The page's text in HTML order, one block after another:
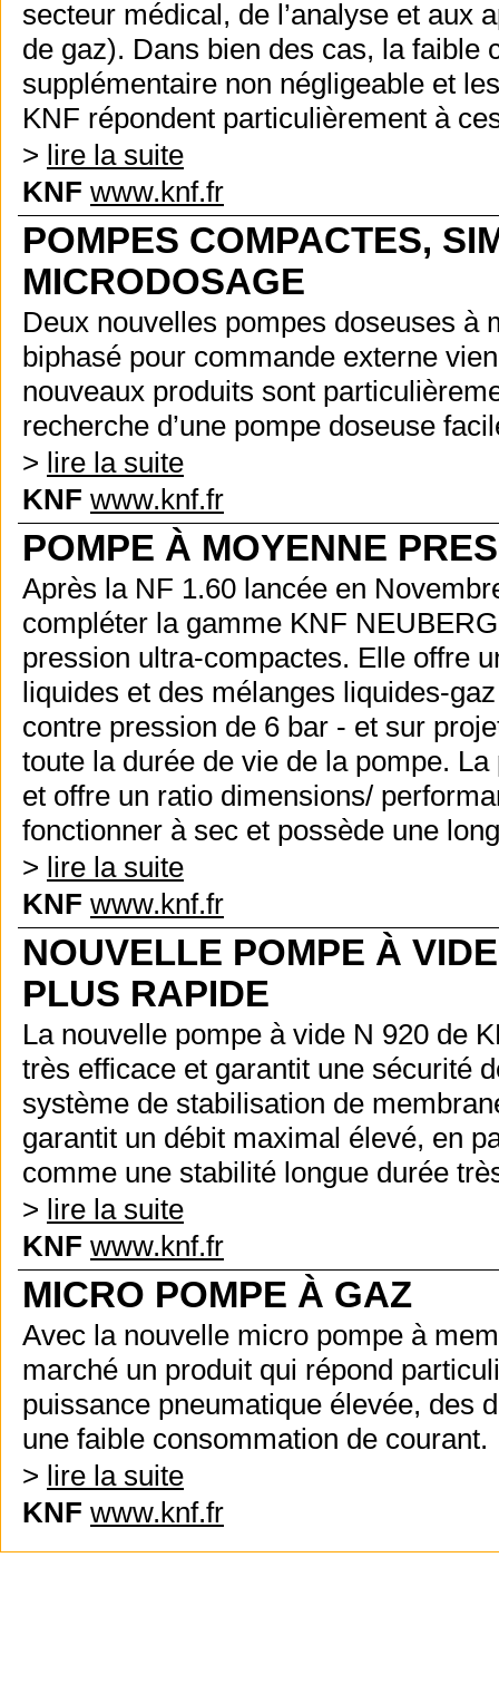
secteur médical, de l’analyse et aux
de gaz). Dans bien des cas, la faible
supplémentaire non négligeable et
KNF répondent particulièrement à
> lire la suite
KNF www.knf.fr
POMPES COMPACTES,
MICRODOSAGE
Deux nouvelles pompes doseuses à
biphasé pour commande externe
nouveaux produits sont
recherche d’une pompe doseuse
> lire la suite
KNF www.knf.fr
POMPE À MOYENNE
Après la NF 1.60 lancée en
compléter la gamme KNF
pression ultra-compactes. Elle offre
liquides et des mélanges liquides-
contre pression de 6 bar - et sur
toute la durée de vie de la pompe.
et offre un ratio dimensions/
fonctionner à sec et possède une
> lire la suite
KNF www.knf.fr
NOUVELLE POMPE À
PLUS RAPIDE
La nouvelle pompe à vide N 920 de
très efficace et garantit une sécurité
système de stabilisation de
garantit un débit maximal élevé, en
comme une stabilité longue durée
> lire la suite
KNF www.knf.fr
MICRO POMPE À GAZ
Avec la nouvelle micro pompe à
marché un produit qui répond
puissance pneumatique élevée, des
une faible consommation de courant.
> lire la suite
KNF www.knf.fr